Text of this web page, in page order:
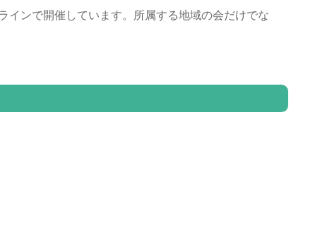
インで開催しています。所属する地域の会だけでな